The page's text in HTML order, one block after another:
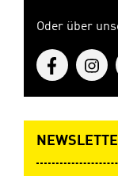
Oder über